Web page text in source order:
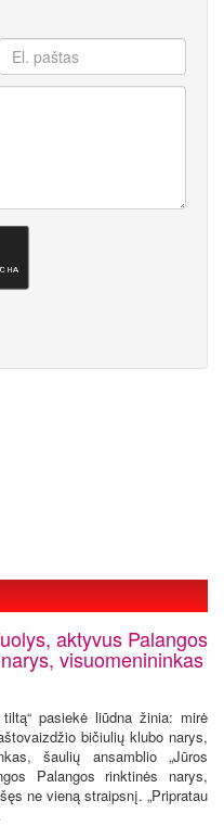
aktyvus Palangos
visuomenininkas
pasiekė liūdna žinia: mirė
bičiulių klubo narys,
šaulių ansamblio „Jūros
Palangos rinktinės narys,
ne vieną straipsnį. „Pripratau